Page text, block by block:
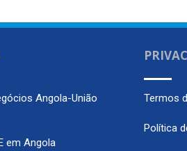
Angola-União
em Angola
Termos
Política